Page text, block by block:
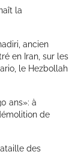
la
ancien
en Iran, sur les
le Hezbollah
ans»: à
de
des